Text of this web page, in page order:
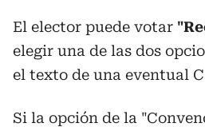
El elector puede votar
elegir una de las dos
el texto de una eventual
Si la opción de la